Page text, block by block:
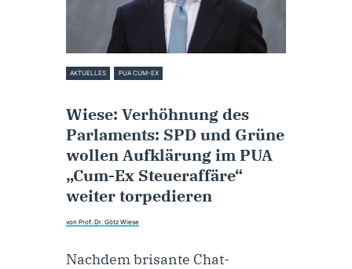
AKTUELLES PUA CUM-EX
Wiese: Verhöhnung des
Parlaments: SPD und Grüne
wollen Aufklärung im PUA
„Cum-Ex Steueraffäre“
weiter torpedieren
von Prof. Dr. Götz Wiese
Nachdem brisante Chat-